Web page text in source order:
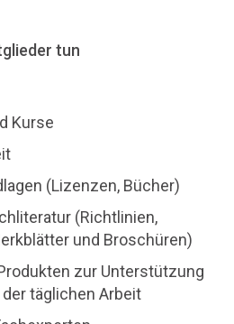
tun
Kurse
(Lizenzen, Bücher)
(Richtlinien,
und Broschüren)
zur Unterstützung
täglichen Arbeit